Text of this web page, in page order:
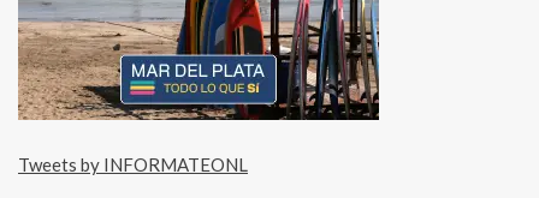
Tweets by INFORMATEONL